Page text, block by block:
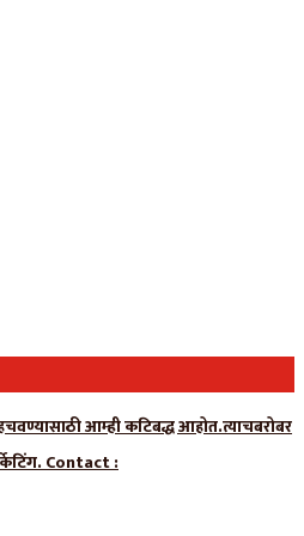
आम्ही कटिबद्ध आहोत.त्याचबरोबर
Contact :